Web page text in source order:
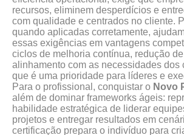
recursos, eliminem desperdícios e
com qualidade e centrados no cliente.
quando aplicadas corretamente,
essas exigências em vantagens
ciclos de melhoria contínua, redução
alinhamento com as necessidades dos
que é uma prioridade para líderes e
Para o profissional, conquistar o Novo
além de dominar frameworks ágeis:
habilidade estratégica de liderar
projetos e entregar resultados em
certificação prepara o indivíduo para